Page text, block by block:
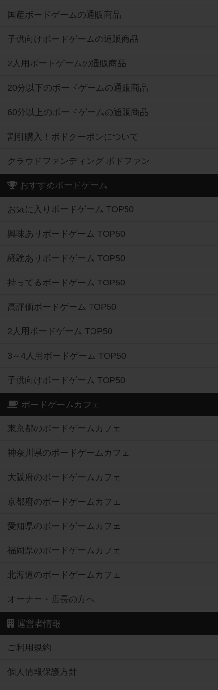
国産ボードゲームの通販商品
子供向けボードゲームの通販商品
2人用ボードゲームの通販商品
20分以下のボードゲームの通販商品
60分以上のボードゲームの通販商品
割引購入！ボドクーポンについて
クラウドファンディング ボドファン
おすすめボードゲーム
お気に入りボードゲーム TOP50
興味ありボードゲーム TOP50
経験ありボードゲーム TOP50
持ってるボードゲーム TOP50
高評価ボードゲーム TOP50
2人用ボードゲーム TOP50
3～4人用ボードゲーム TOP50
子供向けボードゲーム TOP50
ボードゲームカフェ
東京都のボードゲームカフェ
神奈川県のボードゲームカフェ
大阪府のボードゲームカフェ
京都府のボードゲームカフェ
愛知県のボードゲームカフェ
福岡県のボードゲームカフェ
北海道のボードゲームカフェ
オーナー・店長の方へ
運営者情報
ご利用規約
個人情報保護方針